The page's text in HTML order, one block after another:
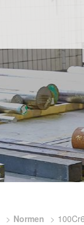
Normen